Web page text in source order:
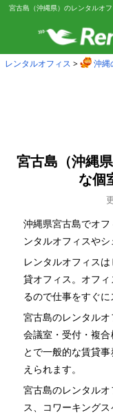
宮古島（沖縄県）のレンタルオ
レンタルオフィス 沖縄
宮古島（沖縄
な個
沖縄県宮古島でオ
ンタルオフィスやシ
レンタルオフィス
貸オフィス。オフ
るので仕事をすぐに
宮古島のレンタルオ
会議室・受付・複
とで一般的な賃貸
えられます。
宮古島のレンタル
ス、コワーキング